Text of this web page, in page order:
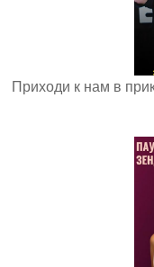
Приходи к нам в